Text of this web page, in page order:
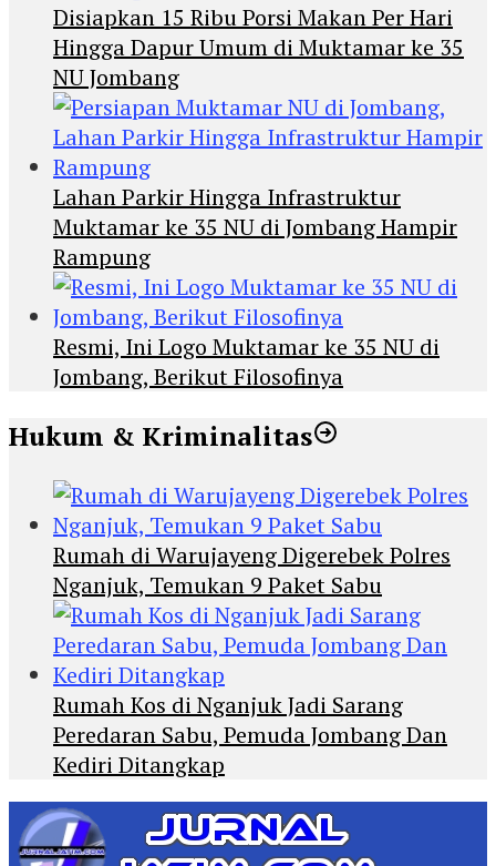
Disiapkan 15 Ribu Porsi Makan Per Hari
Hingga Dapur Umum di Muktamar ke 35
NU Jombang
Lahan Parkir Hingga Infrastruktur
Muktamar ke 35 NU di Jombang Hampir
Rampung
Resmi, Ini Logo Muktamar ke 35 NU di
Jombang, Berikut Filosofinya
Hukum & Kriminalitas
Rumah di Warujayeng Digerebek Polres
Nganjuk, Temukan 9 Paket Sabu
Rumah Kos di Nganjuk Jadi Sarang
Peredaran Sabu, Pemuda Jombang Dan
Kediri Ditangkap